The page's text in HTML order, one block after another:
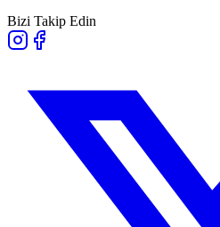
Bizi Takip Edin